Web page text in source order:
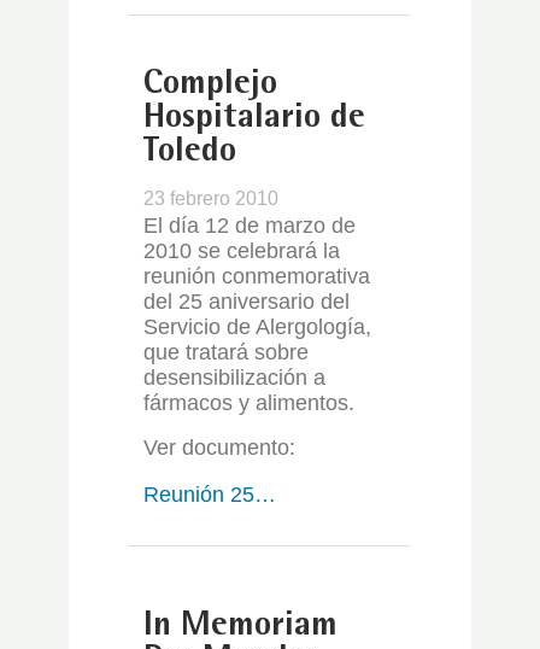
Complejo
Hospitalario de
Toledo
23 febrero 2010
El día 12 de marzo de
2010 se celebrará la
reunión conmemorativa
del 25 aniversario del
Servicio de Alergología,
que tratará sobre
desensibilización a
fármacos y alimentos.
Ver documento:
Reunión 25…
In Memoriam